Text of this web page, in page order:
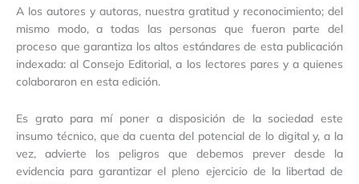
A los autores y autoras, nuestra gratitud y reconocimiento; del
mismo modo, a todas las personas que fueron parte del
proceso que garantiza los altos estándares de esta publicación
indexada: al Consejo Editorial, a los lectores pares y a quienes
colaboraron en esta edición.
Es grato para mí poner a disposición de la sociedad este
insumo técnico, que da cuenta del potencial de lo digital y, a la
vez, advierte los peligros que debemos prever desde la
evidencia para garantizar el pleno ejercicio de la libertad de